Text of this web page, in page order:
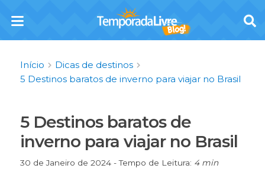
Início
Dicas de destinos
5 Destinos baratos de inverno para viajar no Brasil
5 Destinos baratos de
inverno para viajar no Brasil
30 de Janeiro de 2024 - Tempo de Leitura: 4 min